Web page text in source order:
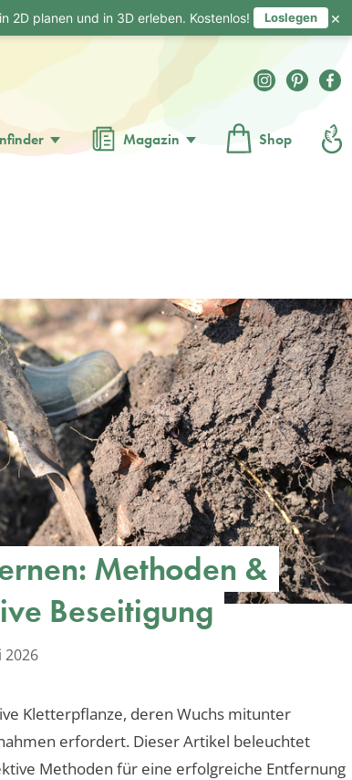
Magazin Shop
Methoden &
Beseitigung
2026
Kletterpflanze, deren Wuchs mitunter
erfordert. Dieser Artikel beleuchtet
Methoden für eine erfolgreiche Entfernung
2D planen und in 3D erleben. Kostenlos! Loslegen ×